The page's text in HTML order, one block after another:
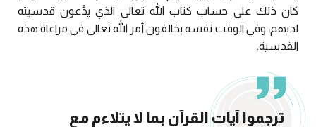
كان ذلك على حساب كتاب الله تعالى الذي يدَّعون قدسيته
لديهم، وفي الوقت نفسه يخالفون أمر الله تعالى في مراعاة هذه
القدسية.
ترجموا آيات القرآن بما لا يتلاءم مع